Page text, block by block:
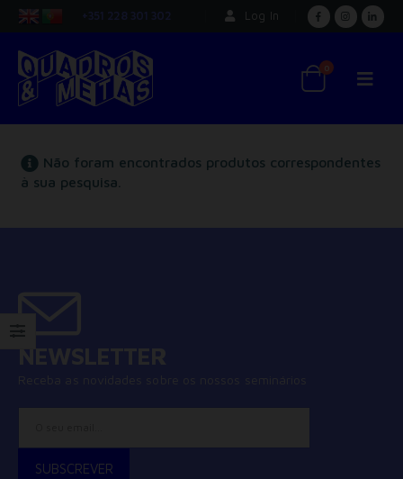
+351 228 301 302 Log In
0
Não foram encontrados produtos correspondentes
à sua pesquisa.